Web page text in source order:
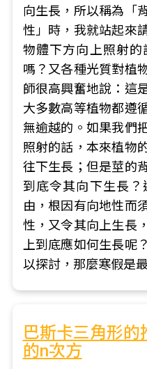
向生長，所以稱為「
性」時，我就站起來
物體下方向上照射
嗎？又各種光質對植
師很高興奮地說：這
大多數高等植物都遵
無逾越的。如果我們
照射的話，本來植物
往下生長；但是莖的
到底令其向下生長
由，根因有向地性而
性，又令其向上生長
上到底應如何生長呢
以探討，那麼寒假是
巴斯卡三角形的
的n次方